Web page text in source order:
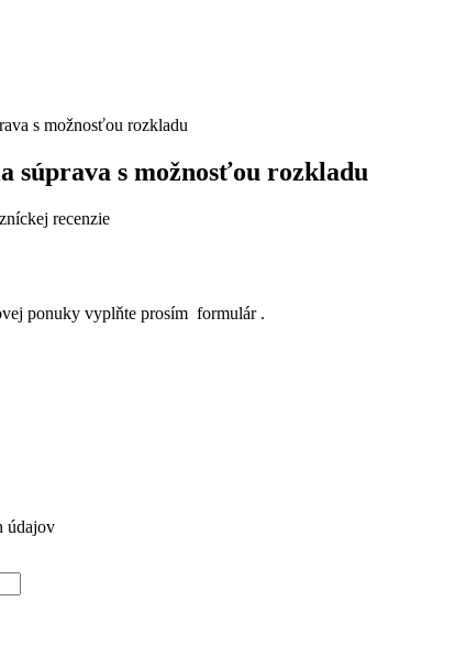
súprava s možnosťou rozkladu
recenzie
ponuky vyplňte prosím formulár .
údajov